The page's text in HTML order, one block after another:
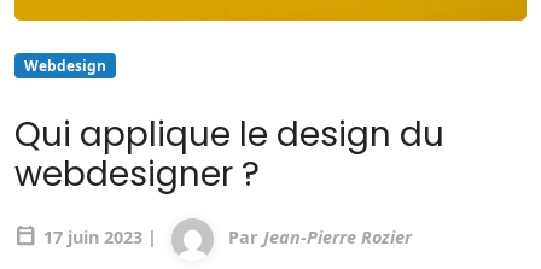
Webdesign
Qui applique le design du
webdesigner ?
calendar_today 17 juin 2023 | Par Jean-Pierre Rozier